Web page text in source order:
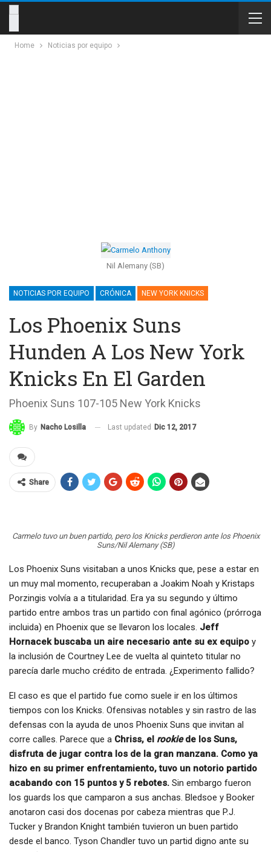
Home Noticias por equipo
Nil Alemany (SB)
NOTICIAS POR EQUIPO CRÓNICA NEW YORK KNICKS
Los Phoenix Suns
Hunden A Los New York
Knicks En El Garden
Phoenix Suns 107-105 New York Knicks
By Nacho Losilla Last updated Dic 12, 2017
Share
Carmelo tuvo un buen partido, pero los Knicks perdieron ante los Phoenix
Suns/Nil Alemany (SB)
Los Phoenix Suns visitaban a unos Knicks que, pese a estar en
un muy mal momento, recuperaban a Joakim Noah y Kristaps
Porzingis volvía a a titularidad. Era ya su segundo y último
partido entre ambos tras un partido con final agónico (prórroga
incluida) en Phoenix que se llevaron los locales. Jeff
Hornacek buscaba un aire necesario ante su ex equipo y
la inclusión de Courtney Lee de vuelta al quinteto titular no
parecía darle mucho crédito de entrada. ¿Experimento fallido?
El caso es que el partido fue como suele ir en los últimos
tiempos con los Knicks. Ofensivas notables y sin rastro de las
defensas con la ayuda de unos Phoenix Suns que invitan al
corre calles. Parece que a Chriss, el rookiede los Suns,
disfruta de jugar contra los de la gran manzana. Como ya
hizo en su primer enfrentamiento, tuvo un notorio partido
acabando con 15 puntos y 5 rebotes. Sin embargo fueron
los guards los que camparon a sus anchas. Bledsoe y Booker
anotaron casi dos docenas por cabeza mientras que P.J.
Tucker y Brandon Knight también tuvieron un buen partido
desde el banco. Tyson Chandler tuvo un partid digno ante su